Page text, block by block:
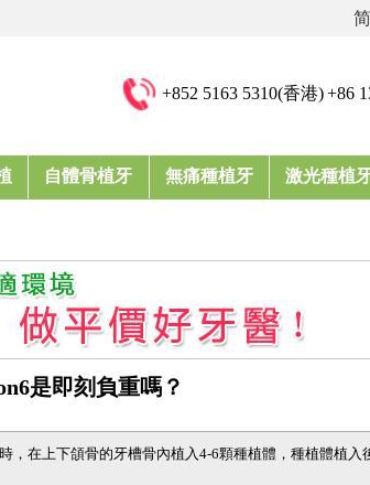
+852 5163 5310(香港)+86
自體骨植牙 無痛種植牙 激光種植
是即刻負重嗎？
在上下頜骨的牙槽骨內植入4-6顆種植體，種植體植入